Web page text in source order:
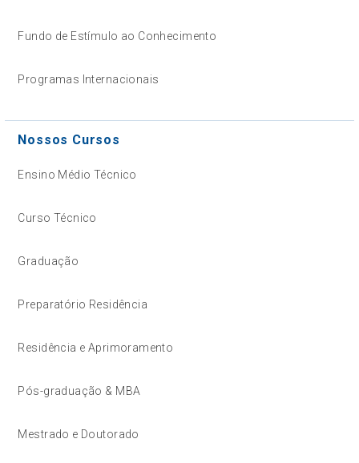
Fundo de Estímulo ao Conhecimento
Programas Internacionais
Nossos Cursos
Ensino Médio Técnico
Curso Técnico
Graduação
Preparatório Residência
Residência e Aprimoramento
Pós-graduação & MBA
Mestrado e Doutorado